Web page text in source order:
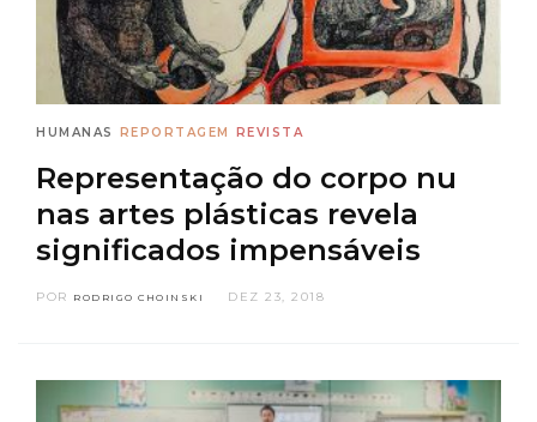
HUMANAS REPORTAGEM REVISTA
Representação do corpo nu
nas artes plásticas revela
significados impensáveis
POR RODRIGO CHOINSKI DEZ 23, 2018